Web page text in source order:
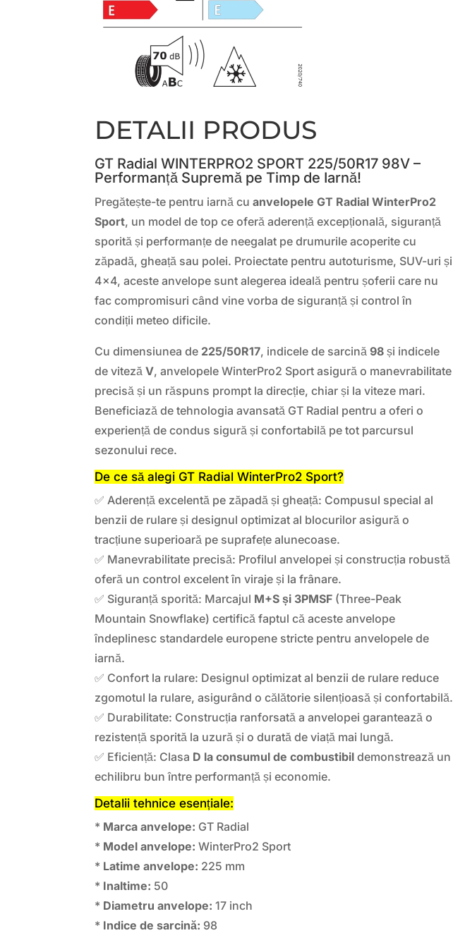
DETALII PRODUS
GT Radial WINTERPRO2 SPORT 225/50R17 98V –
Performanță Supremă pe Timp de Iarnă!
Pregătește-te pentru iarnă cuanvelopele GT Radial WinterPro2
Sport, un model de top ce oferă aderență excepțională, siguranță
sporită și performanțe de neegalat pe drumurile acoperite cu
zăpadă, gheață sau polei. Proiectate pentru autoturisme, SUV-uri și
4×4, aceste anvelope sunt alegerea ideală pentru șoferii care nu
fac compromisuri când vine vorba de siguranță și control în
condiții meteo dificile.
Cu dimensiunea de 225/50R17, indicele de sarcină98 și indicele
de vitezăV, anvelopele WinterPro2 Sport asigură o manevrabilitate
precisă și un răspuns prompt la direcție, chiar și la viteze mari.
Beneficiază de tehnologia avansată GT Radial pentru a oferi o
experiență de condus sigură și confortabilă pe tot parcursul
sezonului rece.
De ce să alegi GT Radial WinterPro2 Sport?
✅ Aderență excelentă pe zăpadă și gheață: Compusul special al
benzii de rulare și designul optimizat al blocurilor asigură o
tracțiune superioară pe suprafețe alunecoase.
✅ Manevrabilitate precisă: Profilul anvelopei și construcția robustă
oferă un control excelent în viraje și la frânare.
✅ Siguranță sporită: Marcajul M+S și 3PMSF (Three-Peak
Mountain Snowflake) certifică faptul că aceste anvelope
îndeplinesc standardele europene stricte pentru anvelopele de
iarnă.
✅ Confort la rulare: Designul optimizat al benzii de rulare reduce
zgomotul la rulare, asigurând o călătorie silențioasă și confortabilă.
✅ Durabilitate: Construcția ranforsată a anvelopei garantează o
rezistență sporită la uzură și o durată de viață mai lungă.
✅ Eficiență: Clasa D la consumul de combustibil demonstrează un
echilibru bun între performanță și economie.
Detalii tehnice esențiale:
* Marca anvelope: GT Radial
* Model anvelope: WinterPro2 Sport
* Latime anvelope: 225 mm
* Inaltime: 50
* Diametru anvelope: 17 inch
* Indice de sarcină: 98